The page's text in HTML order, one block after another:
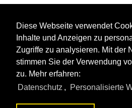
Diese Webseite verwendet
Inhalte und Anzeigen zu
Zugriffe zu analysieren. Mit der
stimmen Sie der Verwendung
zu. Mehr erfahren:
Datenschutz , Personalisierte